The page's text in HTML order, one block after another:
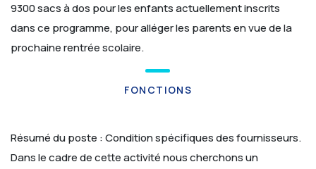
9300 sacs à dos pour les enfants actuellement inscrits
dans ce programme, pour alléger les parents en vue de la
prochaine rentrée scolaire.
FONCTIONS
Résumé du poste :Condition spécifiques des fournisseurs.
Dans le cadre de cette activité nous cherchons un